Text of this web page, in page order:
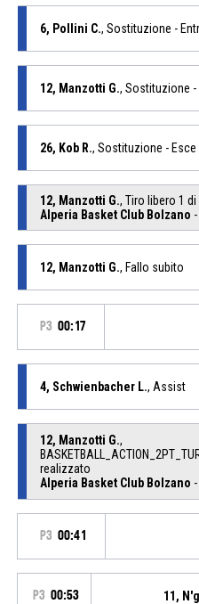
6, Pollini C., Sostituzione -
12, Manzotti G., Sostituzione -
26, Kob R., Sostituzione - Esce
12, Manzotti G., Tiro libero 1
Alperia Basket Club Bolzano
12, Manzotti G., Fallo subito
P3 00:17
4, Schwienbacher L., Assist
12, Manzotti G.,
realizzato
Alperia Basket Club Bolzano
P3 00:41
P3 00:53 11,